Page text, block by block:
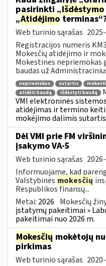
pasirinkti „Išdėstymo
„Atidėjimo
Web turinio sąrašas
Registracijos numeris
Mokesčių atidėjimo ir
Mokestines
baudas už
nepriemokos sutartis
atidėti baudą
išdėstyti baudą
VMI elektroninės
atidėjimas ir termino
mokėjimo dalimis sutartis
Dėl VMI prie FM
įsakymo VA-5
Web turinio sąrašas
Informuojame, kad
Valstybinės mokesčių
Respublikos finansų...
Metai: 2026 Mokesčių
įstatymų pakeitimai »
pakeitimai nuo 2026 m.
Mokesčių mokėtojų
pirkimas
Web turinio sąrašas